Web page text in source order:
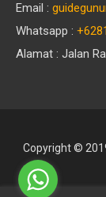
Email :
Whatsapp :
Alamat : Jalan
Copyright ©